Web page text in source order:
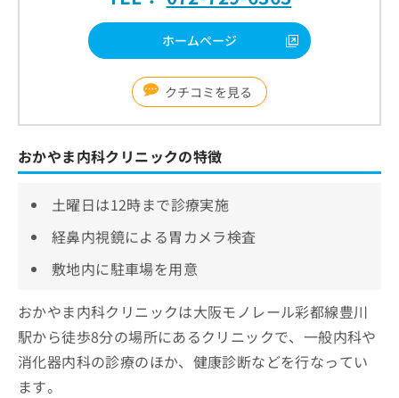
ホームページ
クチコミを見る
おかやま内科クリニックの特徴
土曜日は12時まで診療実施
経鼻内視鏡による胃カメラ検査
敷地内に駐車場を用意
おかやま内科クリニックは大阪モノレール彩都線豊川
駅から徒歩8分の場所にあるクリニックで、一般内科や
消化器内科の診療のほか、健康診断などを行なってい
ます。